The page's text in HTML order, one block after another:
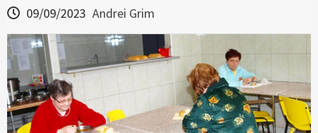
09/09/2023 Andrei Grim